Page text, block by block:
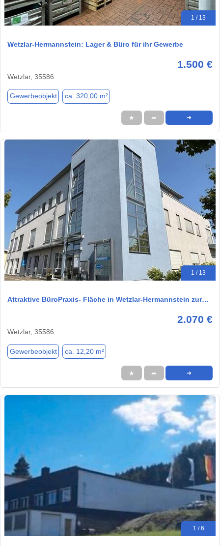
1 / 13
Wetzlar-Hermannstein: Lager & Büro für ihr Gewerbe
1.500 €
Wetzlar, 35586
Gewerbeobjekt ca. 320,00 m²
★ ➦ ➜
1 / 13
Attraktive BüroPraxis- Fläche in Wetzlar-Hermannstein zur…
2.070 €
Wetzlar, 35586
Gewerbeobjekt ca. 12,20 m²
★ ➦ ➜
1 / 6